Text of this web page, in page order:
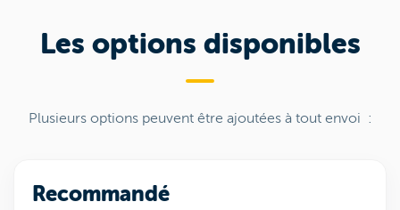
Les options disponibles
Plusieurs options peuvent être ajoutées à tout envoi :
Recommandé